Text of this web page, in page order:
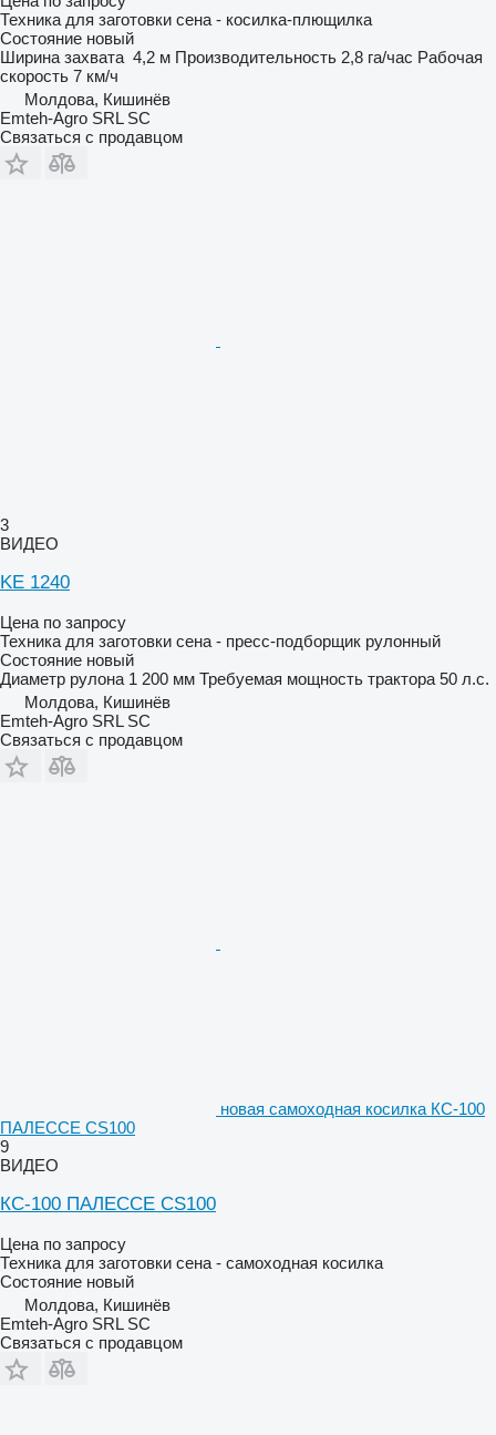
Техника для заготовки сена - косилка-плющилка
Состояние новый
Ширина захвата 4,2 м Производительность 2,8 га/час Рабочая
скорость 7 км/ч
Молдова, Кишинёв
Emteh-Agro SRL SC
Связаться с продавцом
3
ВИДЕО
KE 1240
Цена по запросу
Техника для заготовки сена - пресс-подборщик рулонный
Состояние новый
Диаметр рулона 1 200 мм Требуемая мощность трактора 50 л.с.
Молдова, Кишинёв
Emteh-Agro SRL SC
Связаться с продавцом
новая самоходная косилка КС-100
ПАЛЕССЕ CS100
9
ВИДЕО
КС-100 ПАЛЕССЕ CS100
Цена по запросу
Техника для заготовки сена - самоходная косилка
Состояние новый
Молдова, Кишинёв
Emteh-Agro SRL SC
Связаться с продавцом